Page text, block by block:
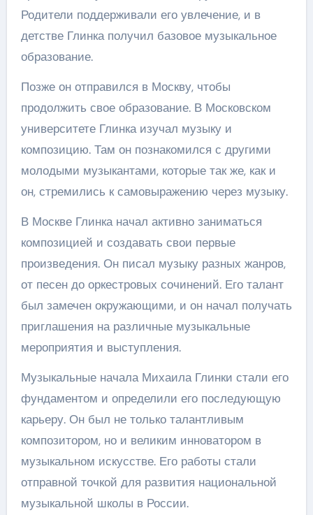
Родители поддерживали его увлечение, и в
детстве Глинка получил базовое музыкальное
образование.
Позже он отправился в Москву, чтобы
продолжить свое образование. В Московском
университете Глинка изучал музыку и
композицию. Там он познакомился с другими
молодыми музыкантами, которые так же, как и
он, стремились к самовыражению через музыку.
В Москве Глинка начал активно заниматься
композицией и создавать свои первые
произведения. Он писал музыку разных жанров,
от песен до оркестровых сочинений. Его талант
был замечен окружающими, и он начал получать
приглашения на различные музыкальные
мероприятия и выступления.
Музыкальные начала Михаила Глинки стали его
фундаментом и определили его последующую
карьеру. Он был не только талантливым
композитором, но и великим инноватором в
музыкальном искусстве. Его работы стали
отправной точкой для развития национальной
музыкальной школы в России.